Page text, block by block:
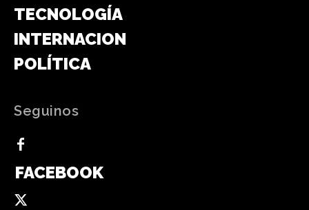
TECNOLOGÍA
INTERNACIONAL
POLÍTICA
Seguinos
FACEBOOK